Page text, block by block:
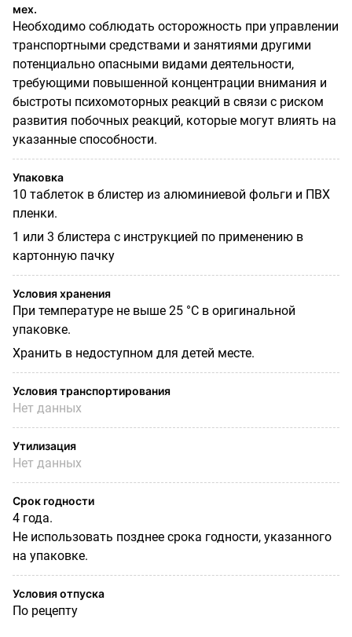
мех.
Необходимо соблюдать осторожность при управлении
транспортными средствами и занятиями другими
потенциально опасными видами деятельности,
требующими повышенной концентрации внимания и
быстроты психомоторных реакций в связи с риском
развития побочных реакций, которые могут влиять на
указанные способности.
Упаковка
10 таблеток в блистер из алюминиевой фольги и ПВХ
пленки.
1 или 3 блистера с инструкцией по применению в
картонную пачку
Условия хранения
При температуре не выше 25 °С в оригинальной
упаковке.
Хранить в недоступном для детей месте.
Условия транспортирования
Нет данных
Утилизация
Нет данных
Срок годности
4 года.
Не использовать позднее срока годности, указанного
на упаковке.
Условия отпуска
По рецепту